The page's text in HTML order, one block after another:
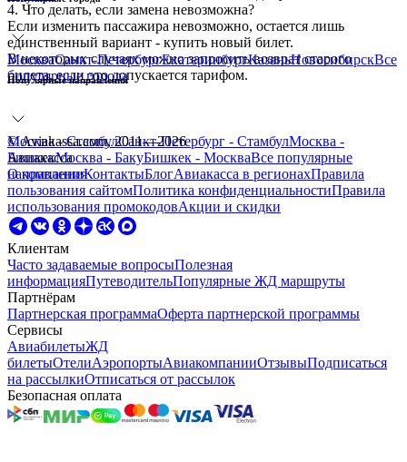
4. Что делать, если замена невозможна?
Если изменить пассажира невозможно, остается лишь
единственный вариант - купить новый билет.
В некоторых случаях можно запросить возврат старого
билета, если это допускается тарифом.
МоскваСанкт-ПетербургЕкатеринбургКазаньНовосибирскВсе
популярные города
Популярные направления
Москва - СтамбулСанкт-Петербург - СтамбулМосква -
БишкекМосква - БакуБишкек - МоскваВсе популярные
направления
© Aviakassa.com, 2011—2026
Авиакасса
О компанииКонтактыБлогАвиакасса в регионахПравила
пользования сайтомПолитика конфиденциальностиПравила
использования промокодовАкции и скидки
Клиентам
Часто задаваемые вопросыПолезная
информацияПутеводительПопулярные ЖД маршруты
Партнёрам
Партнерская программаОферта партнерской программы
Сервисы
АвиабилетыЖД
билетыОтелиАэропортыАвиакомпанииОтзывыПодписаться
на рассылкиОтписаться от рассылок
Безопасная оплата